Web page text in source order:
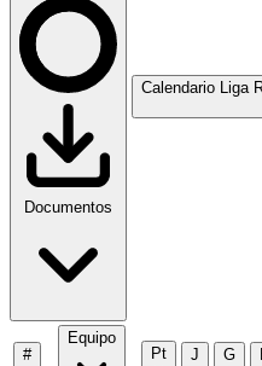
Documentos
Calendario Liga
#
Equipo
Pt
J G